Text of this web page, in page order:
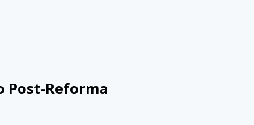
Post-Reforma